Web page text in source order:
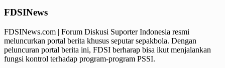
FDSINews
FDSINews.com | Forum Diskusi Suporter Indonesia resmi
meluncurkan portal berita khusus seputar sepakbola. Dengan
peluncuran portal berita ini, FDSI berharap bisa ikut menjalankan
fungsi kontrol terhadap program-program PSSI.